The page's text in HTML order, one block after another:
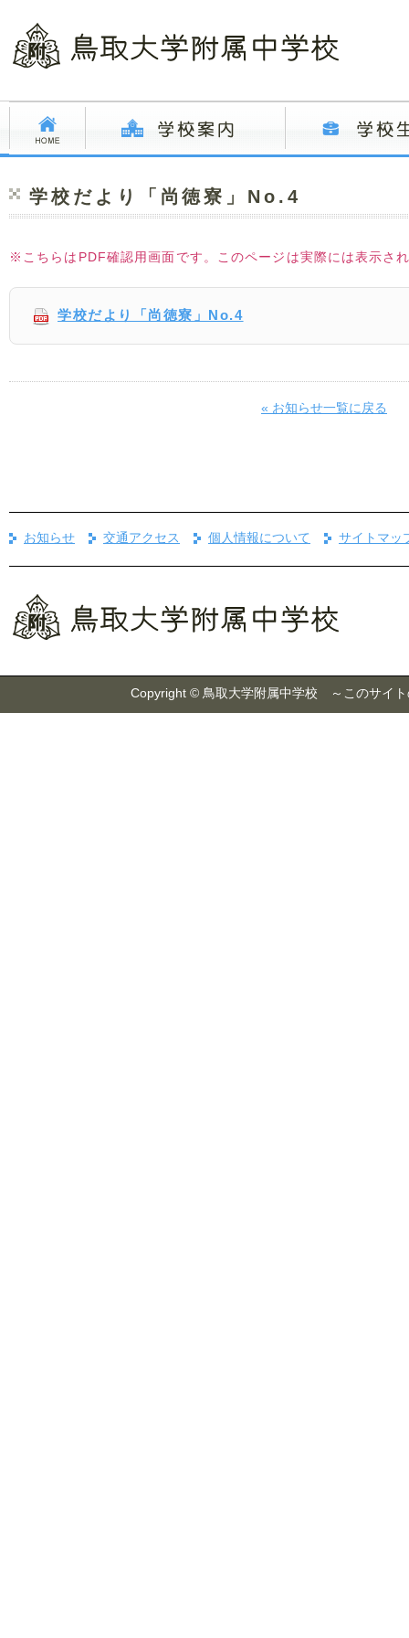
学校だより「尚徳寮」No.4
※こちらはPDF確認用画面です。このページは実際には表示さ
学校だより「尚徳寮」No.4
« お知らせ一覧に戻る
お知らせ 交通アクセス 個人情報について サイトマッ
Copyright © 鳥取大学附属中学校 ～このサイト